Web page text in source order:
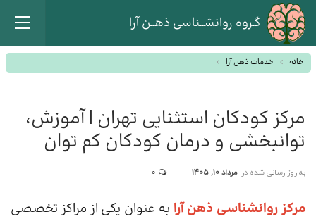
گـروه روانشــناسی ذهــن آرا
خانه خدمات ذهن آرا
مرکز کودکان استثنایی تهران | آموزش،
توانبخشی و درمان کودکان کم توان
به روز رسانی شده در مرداد 10, 1405
مرکز روانشناسی ذهن آرا به عنوان یکی از مراکز تخصصی